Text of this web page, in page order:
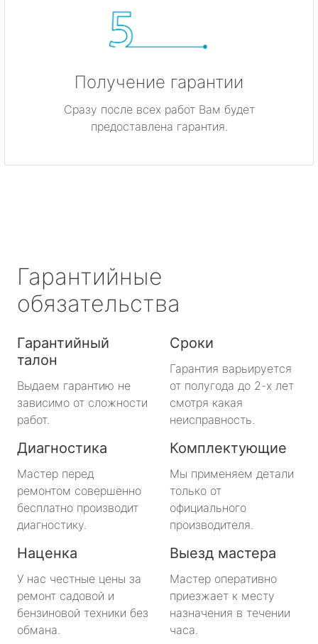
Получение гарантии
Сразу после всех работ Вам будет
предоставлена гарантия.
Гарантийные
обязательства
Гарантийный
талон
Выдаем гарантию не
зависимо от сложности
работ.
Сроки
Гарантия варьируется
от полугода до 2-х лет
смотря какая
неисправность.
Диагностика
Мастер перед
ремонтом совершенно
бесплатно производит
диагностику.
Комплектующие
Мы применяем детали
только от
официального
производителя.
Наценка
У нас честные цены за
ремонт садовой и
бензиновой техники без
обмана.
Выезд мастера
Мастер оперативно
приезжает к месту
назначения в течении
часа.